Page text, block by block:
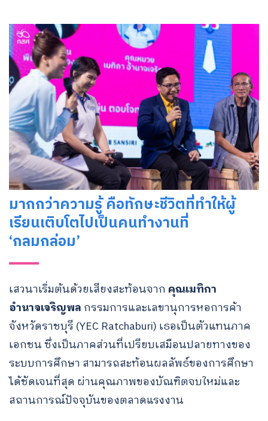
มากกว่าความรู้ คือทักษะชีวิตที่ทำให้ผู้
เรียนเติบโตไปเป็นคนทำงานที่
‘กลมกล่อม’
เสวนาเริ่มต้นด้วยเสียงสะท้อนจาก คุณเมทิกา
อำนาจเจริญพล กรรมการและเลขานุการหอการค้า
จังหวัดราชบุรี (YEC Ratchaburi) เธอเป็นตัวแทนภาค
เอกชน ซึ่งเป็นภาคส่วนที่เปรียบเสมือนปลายทางของ
ระบบการศึกษา สามารถสะท้อนผลลัพธ์ของการศึกษา
ได้ชัดเจนที่สุด ผ่านคุณภาพของบัณฑิตจบใหม่และ
สถานการณ์ปัจจุบันของตลาดแรงงาน